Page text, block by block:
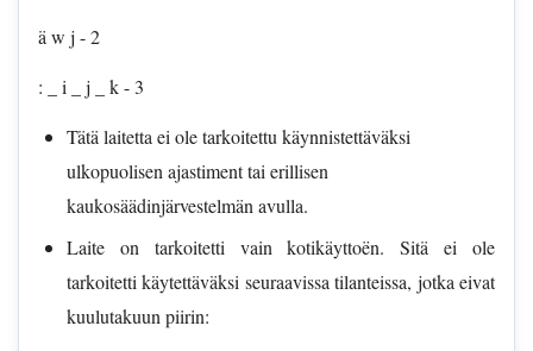
ä w j - 2
: _ i _ j _ k - 3
Tätä laitetta ei ole tarkoitettu käynnistettäväksi
ulkopuolisen ajastiment tai erillisen
kaukosäädinjärvestelmän avulla.
Laite on tarkoitetti vain kotikäyttoën. Sitä ei ole
tarkoitetti käytettäväksi seuraavissa tilanteissa, jotka eivat
kuulutakuun piirin: